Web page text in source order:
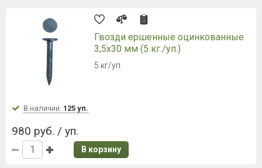
Гвозди ершенные оцинкованные
3,5х30 мм (5 кг./уп.)
5 кг/уп.
В наличии: 125 уп.
980 руб. / уп.
В корзину